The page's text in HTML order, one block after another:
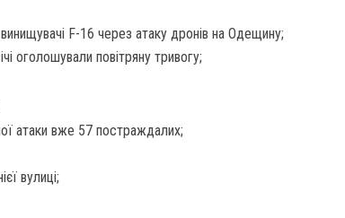
винищувачі F-16 через атаку дронів на Одещину;
оголошували повітряну тривогу;
атаки вже 57 постраждалих;
вулиці;